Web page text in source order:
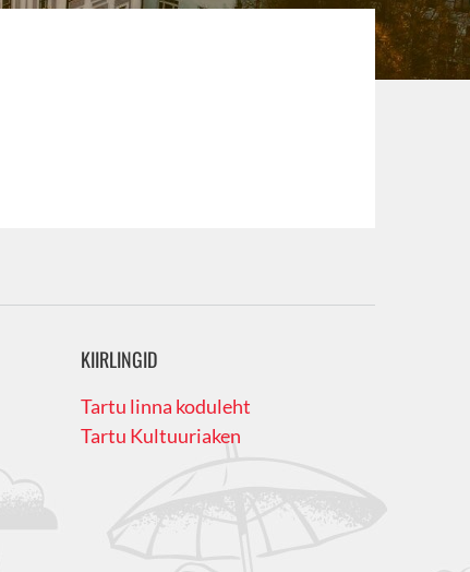
KIIRLINGID
Tartu linna koduleht
Tartu Kultuuriaken